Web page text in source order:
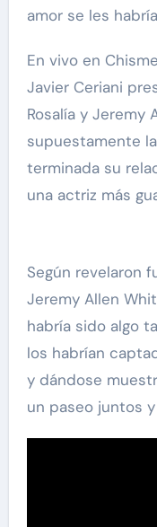
amor se les
En vivo en
Javier Ceriani
Rosalía y Jeremy
supuestamente
terminada su
una actriz más
Según revelaron
Jeremy Allen
habría sido algo
los habrían
y dándose
un paseo juntos